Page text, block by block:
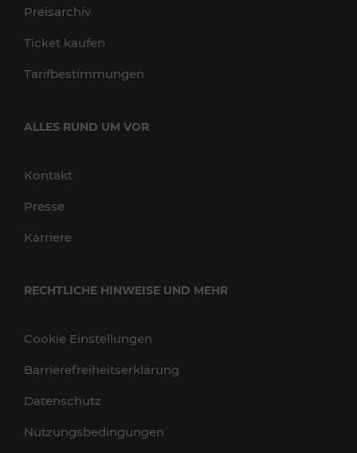
Preisarchiv
Ticket kaufen
Tarifbestimmungen
ALLES RUND UM VOR
Kontakt
Presse
Karriere
RECHTLICHE HINWEISE UND MEHR
Cookie Einstellungen
Barrierefreiheitserklärung
Datenschutz
Nutzungsbedingungen